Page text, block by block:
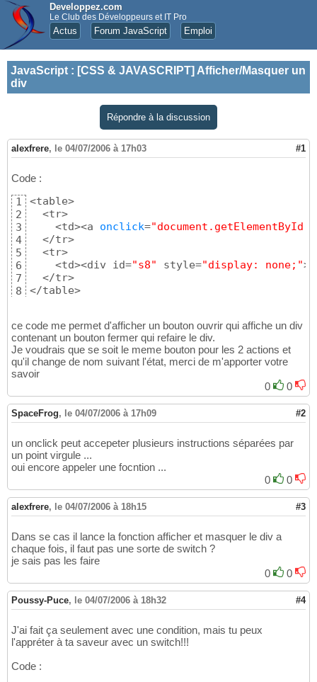
Developpez.com
Le Club des Développeurs et IT Pro
Actus Forum JavaScript Emploi
JavaScript : [CSS & JAVASCRIPT] Afficher/Masquer un
div
Répondre à la discussion
alexfrere, le 04/07/2006 à 17h03 #1
Code :
1
2
3
4
5
6
7
8
<table>
  <tr>
    <td><a
onclick=
  </tr>
  <tr>
    <td><div id=
"s8" style="display: none;">
  </tr>
</table>
ce code me permet d'afficher un bouton ouvrir qui affiche un div
contenant un bouton fermer qui refaire le div.
Je voudrais que se soit le meme bouton pour les 2 actions et
qu'il change de nom suivant l'état, merci de m'apporter votre
savoir
0
0
SpaceFrog, le 04/07/2006 à 17h09 #2
un onclick peut accepeter plusieurs instructions séparées par
un point virgule ...
oui encore appeler une focntion ...
0
0
alexfrere, le 04/07/2006 à 18h15 #3
Dans se cas il lance la fonction afficher et masquer le div a
chaque fois, il faut pas une sorte de switch ?
je sais pas les faire
0
0
Poussy-Puce, le 04/07/2006 à 18h32 #4
J'ai fait ça seulement avec une condition, mais tu peux
l'appréter à ta saveur avec un switch!!!
Code :